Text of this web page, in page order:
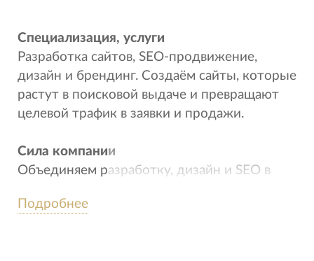
Специализация, услуги
Разработка сайтов, SEO-продвижение,
дизайн и брендинг. Создаём сайты, которые
растут в поисковой выдаче и превращают
целевой трафик в заявки и продажи.
Сила компании
Объединяем разработку, дизайн и SEO в
Подробнее